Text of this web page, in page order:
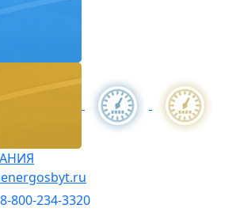
8-800-234-3320